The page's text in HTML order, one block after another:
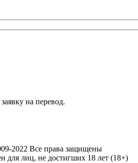
на перевод.
2022 Все права защищены
для лиц, не достигших 18 лет (18+)